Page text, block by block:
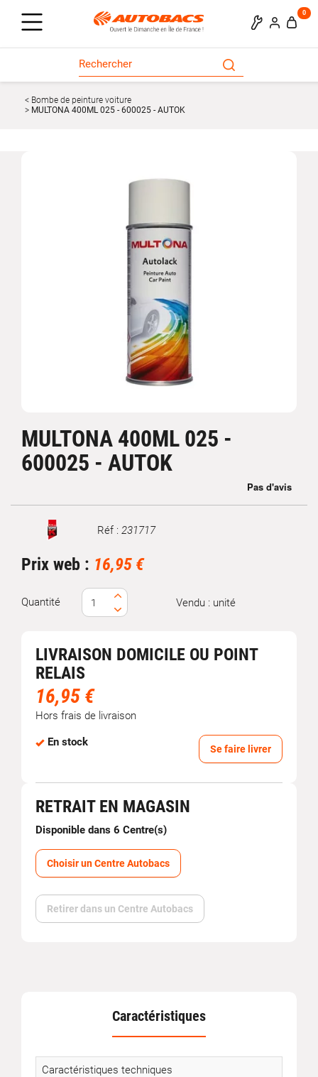
0
Bombe de peinture voiture
MULTONA 400ML 025 - 600025 - AUTOK
MULTONA 400ML 025 -
600025 - AUTOK
Marque Réf : 231717
Prix web : 16,95 €
Quantité Vendu : unité
LIVRAISON DOMICILE OU POINT
RELAIS
16,95 €
Hors frais de livraison
En stock
Se faire livrer
RETRAIT EN MAGASIN
Disponible dans 6 Centre(s)
Choisir un Centre Autobacs
Retirer dans un Centre Autobacs
Caractéristiques
Caractéristiques techniques